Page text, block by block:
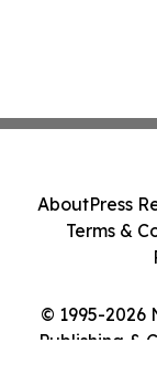
© 1995-2026
Publishing &
AboutPress
Terms &